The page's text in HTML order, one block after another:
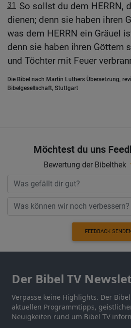
31
So sollst du dem HERRN,
dienen; denn sie haben ihren
was dem HERRN ein Gräuel
denn sie haben ihren Göttern
und Töchter mit Feuer
Die Bibel nach Martin Luthers Übersetzung,
Bibelgesellschaft, Stuttgart
Möchtest du uns
Bewertung der Bibelthek
FEEDBACK
Der Bibel TV
Verpasse keine Highlights. Der
aktuellen Programmtipps,
Neuigkeiten rund um Bibel TV